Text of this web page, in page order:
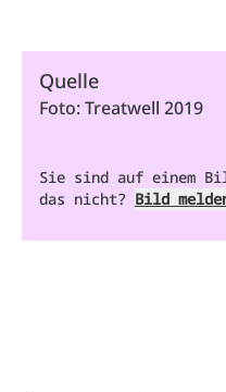
Quelle
Foto: Treatwell 2019
Sie sind auf einem
das nicht? Bild